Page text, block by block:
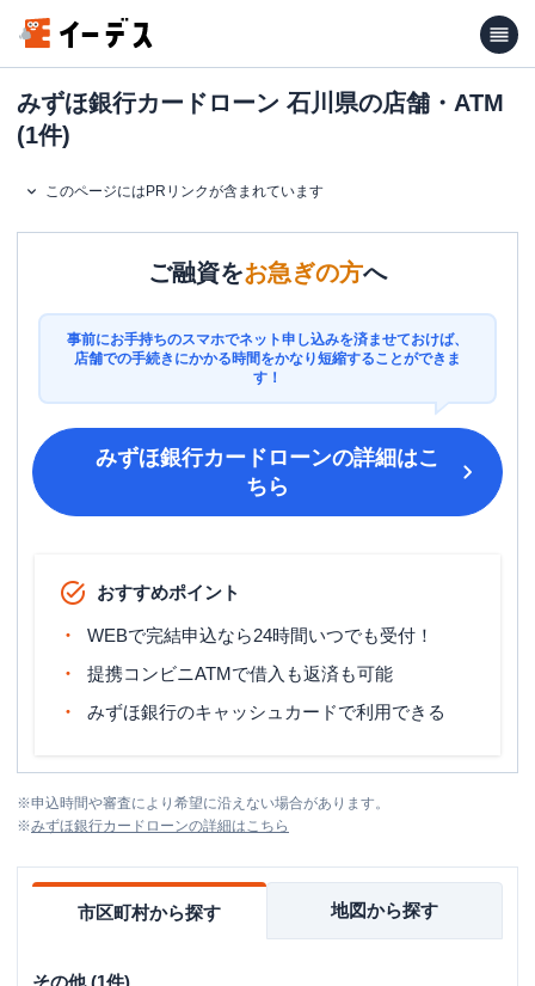
みずほ銀行カードローン 石川県の店舗・ATM
(1件)
このページにはPRリンクが含まれています
ご融資をお急ぎの方へ
事前にお手持ちのスマホでネット申し込みを済ませておけば、
店舗での手続きにかかる時間をかなり短縮することができま
す！
みずほ銀行カードローンの詳細はこ
ちら
おすすめポイント
WEBで完結申込なら24時間いつでも受付！
提携コンビニATMで借入も返済も可能
みずほ銀行のキャッシュカードで利用できる
※申込時間や審査により希望に沿えない場合があります。
※みずほ銀行カードローンの詳細はこちら
市区町村から探す 地図から探す
その他(1件)